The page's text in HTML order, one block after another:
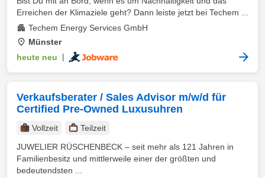
Erreichen der Klimaziele geht? Dann leiste jetzt bei Techem ...
Techem Energy Services GmbH
Münster
heute neu
Verkaufsberater / Sales Advisor m/w/d für
Certified Pre-Owned Luxusuhren
Vollzeit
Teilzeit
JUWELIER RÜSCHENBECK – seit mehr als 121 Jahren in
Familienbesitz und mittlerweile einer der größten und
bedeutendsten ...